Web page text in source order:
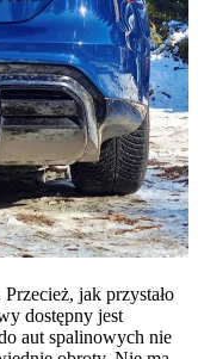
jak przystało
dostępny jest
aut spalinowych nie